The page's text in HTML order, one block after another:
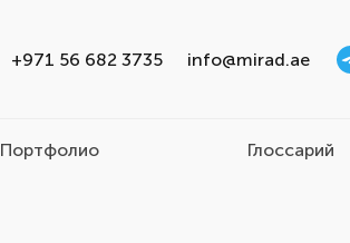
+971 56 682 3735 info@mirad.ae
Портфолио Глоссарий